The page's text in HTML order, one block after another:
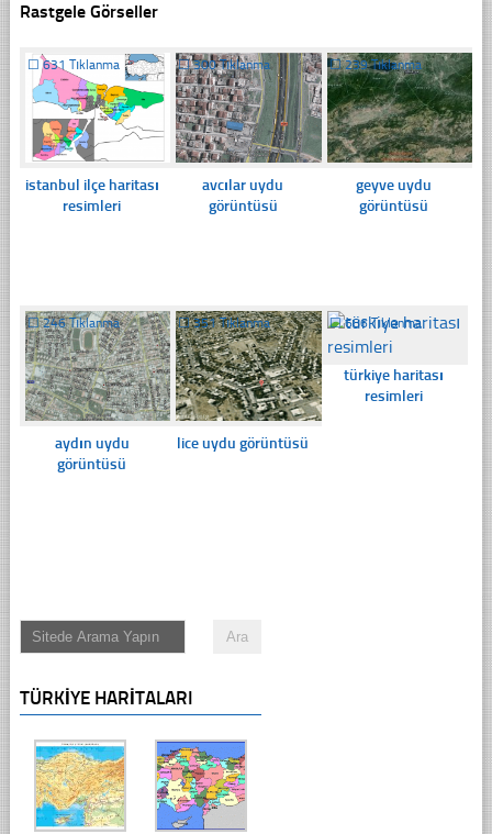
Rastgele Görseller
☐631 Tıklanma
istanbul ilçe haritası
resimleri
☐300 Tıklanma
avcılar uydu
görüntüsü
☐239 Tıklanma
geyve uydu
görüntüsü
☐246 Tıklanma
aydın uydu
görüntüsü
☐351 Tıklanma
lice uydu görüntüsü
☐686 Tıklanma
türkiye haritası
resimleri
TÜRKIYE HARITALARI